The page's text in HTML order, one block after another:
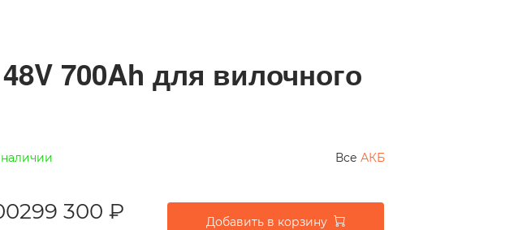
700Ah для вилочного
Все АКБ
299 300 ₽ Добавить в корзину